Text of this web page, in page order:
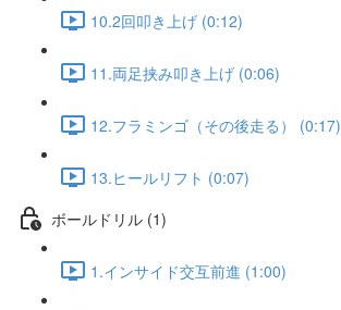
10.2回叩き上げ (0:12)
11.両足挟み叩き上げ (0:06)
12.フラミンゴ（その後走る） (0:17)
13.ヒールリフト (0:07)
ボールドリル (1)
1.インサイド交互前進 (1:00)